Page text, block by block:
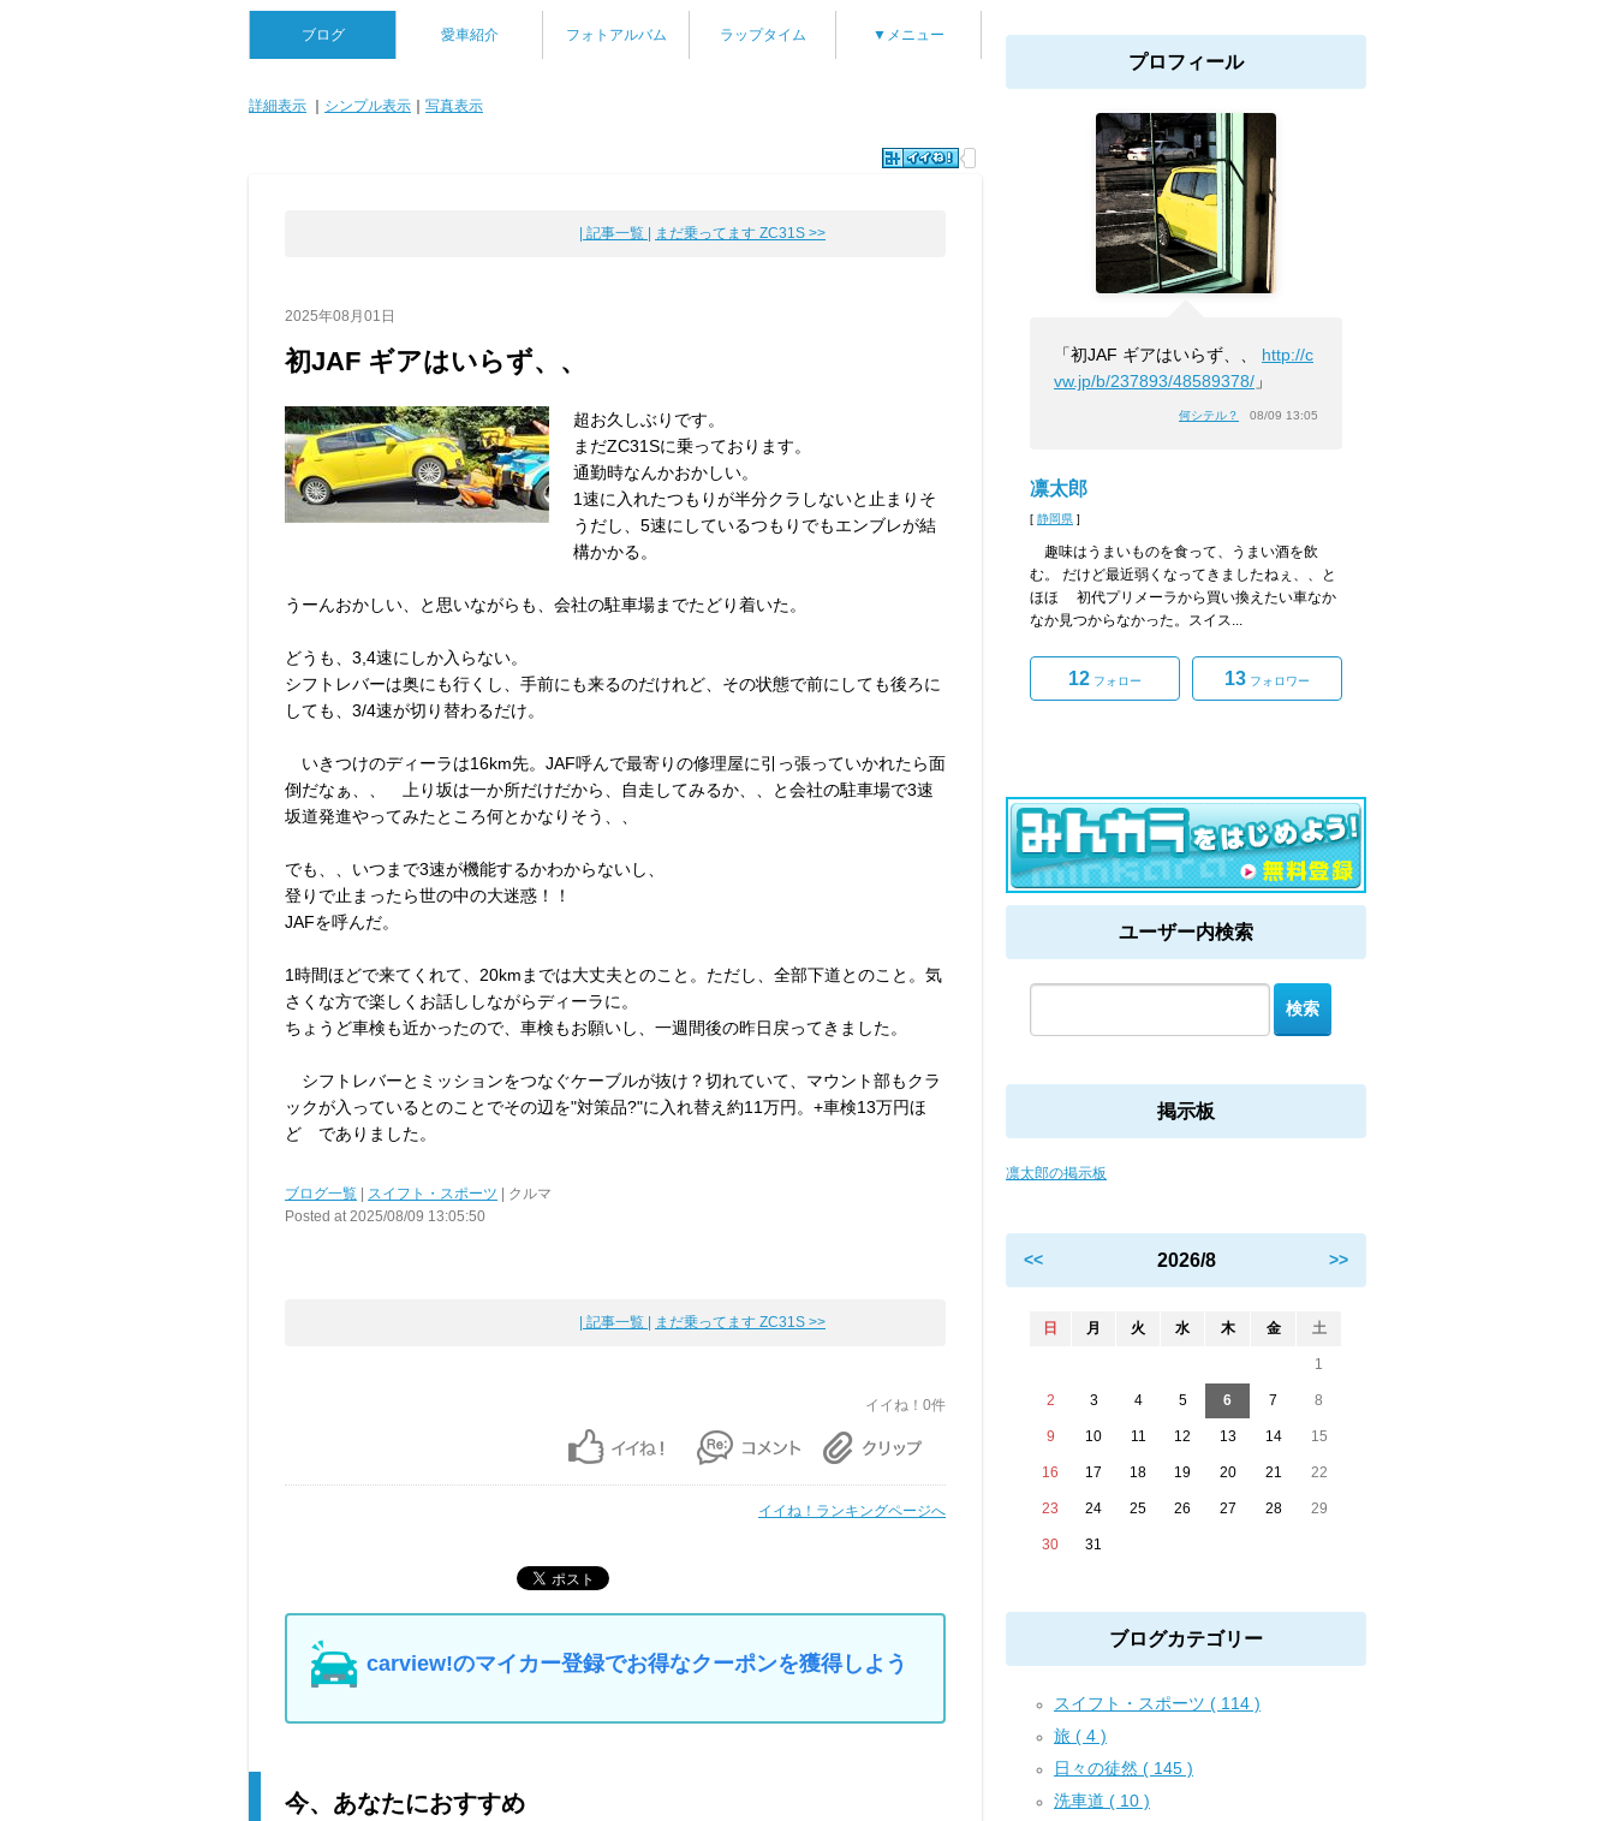
ブログ 愛車紹介 フォトアルバム ラップタイム ▼メニュー
詳細表示 シンプル表示 写真表示
| 記事一覧 | まだ乗ってます ZC31S >>
2025年08月01日
初JAF ギアはいらず、、
超お久しぶりです。
まだZC31Sに乗っております。
通勤時なんかおかしい。
1速に入れたつもりが半分クラしないと止まりそ
うだし、5速にしているつもりでもエンブレが結
構かかる。
うーんおかしい、と思いながらも、会社の駐車場までたどり着いた。
どうも、3,4速にしか入らない。
シフトレバーは奥にも行くし、手前にも来るのだけれど、その状態で前にしても後ろに
しても、3/4速が切り替わるだけ。
いきつけのディーラは16km先。JAF呼んで最寄りの修理屋に引っ張っていかれたら面
倒だなぁ、、 上り坂は一か所だけだから、自走してみるか、、と会社の駐車場で3速
坂道発進やってみたところ何とかなりそう、、
でも、、いつまで3速が機能するかわからないし、
登りで止まったら世の中の大迷惑！！
JAFを呼んだ。
1時間ほどで来てくれて、20kmまでは大丈夫とのこと。ただし、全部下道とのこと。気
さくな方で楽しくお話ししながらディーラに。
ちょうど車検も近かったので、車検もお願いし、一週間後の昨日戻ってきました。
シフトレバーとミッションをつなぐケーブルが抜け？切れていて、マウント部もクラ
ックが入っているとのことでその辺を"対策品?"に入れ替え約11万円。+車検13万円ほ
ど でありました。
ブログ一覧 スイフト・スポーツ | クルマ
Posted at 2025/08/09 13:05:50
| 記事一覧 | まだ乗ってます ZC31S >>
イイね！0件
イイね！ランキングページへ
carview!のマイカー登録でお得なクーポンを獲得しよう
今、あなたにおすすめ
プロフィール
「初JAF ギアはいらず、、 http://c
vw.jp/b/237893/48589378/ 」
何シテル？ 08/09 13:05
凛太郎
[ 静岡県 ]
趣味はうまいものを食って、うまい酒を飲
む。 だけど最近弱くなってきましたねぇ、、と
ほほ 初代プリメーラから買い換えたい車なか
なか見つからなかった。スイス...
12 フォロー 13 フォロワー
ユーザー内検索
掲示板
凛太郎の掲示板
<< 2026/8 >>
日 月 火 水 木 金 土
1
2 3 4 5 6 7 8
9 10 11 12 13 14 15
16 17 18 19 20 21 22
23 24 25 26 27 28 29
30 31
ブログカテゴリー
スイフト・スポーツ ( 114 )
旅 ( 4 )
日々の徒然 ( 145 )
洗車道 ( 10 )